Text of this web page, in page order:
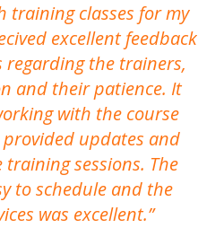
training classes for my
excellent feedback
the trainers,
and their patience. It
with the course
updates and
sessions. The
to schedule and the
was excellent.